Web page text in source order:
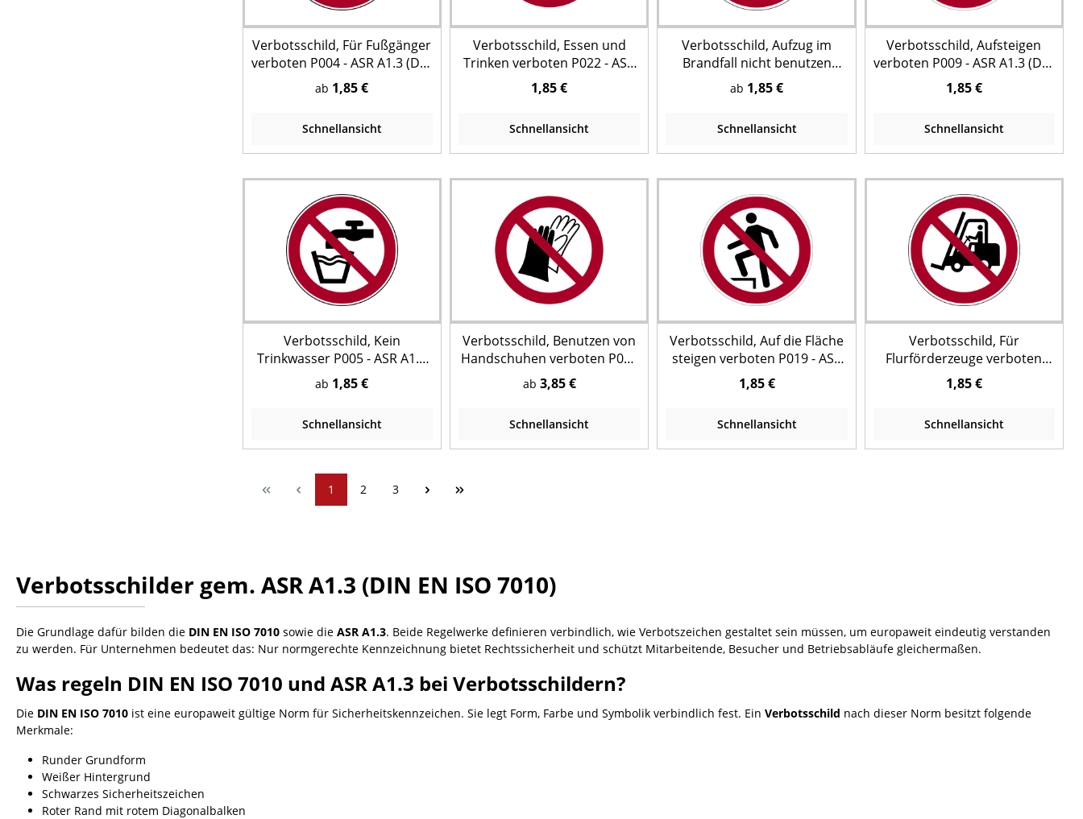
Verbotsschild, Für Fußgänger
verboten P004 - ASR A1.3 (DIN
EN ISO 7010)
ab 1,85 €
Schnellansicht
Verbotsschild, Essen und
Trinken verboten P022 - ASR
A1.3 (DIN EN ISO 7010)
1,85 €
Schnellansicht
Verbotsschild, Aufzug im
Brandfall nicht benutzen
P020 - ASR A1.3 (DIN EN ISO
7010)
ab 1,85 €
Schnellansicht
Verbotsschild, Aufsteigen
verboten P009 - ASR A1.3 (DIN
EN ISO 7010)
1,85 €
Schnellansicht
Verbotsschild, Kein
Trinkwasser P005 - ASR A1.3
(DIN EN ISO 7010)
ab 1,85 €
Schnellansicht
Verbotsschild, Benutzen von
Handschuhen verboten P028
- ASR A1.3 (DIN EN ISO 7010)
ab 3,85 €
Schnellansicht
Verbotsschild, Auf die Fläche
steigen verboten P019 - ASR
A1.3 (DIN EN ISO 7010)
1,85 €
Schnellansicht
Verbotsschild, Für
Flurförderzeuge verboten
P006 - ASR A1.3 (DIN EN ISO
7010)
1,85 €
Schnellansicht
1 2 3
Verbotsschilder gem. ASR A1.3 (DIN EN ISO 7010)
Die Grundlage dafür bilden die DIN EN ISO 7010 sowie die ASR A1.3. Beide Regelwerke definieren verbindlich, wie Verbotszeichen gestaltet sein müssen, um europaweit eindeutig verstanden
zu werden. Für Unternehmen bedeutet das: Nur normgerechte Kennzeichnung bietet Rechtssicherheit und schützt Mitarbeitende, Besucher und Betriebsabläufe gleichermaßen.
Was regeln DIN EN ISO 7010 und ASR A1.3 bei Verbotsschildern?
Die DIN EN ISO 7010 ist eine europaweit gültige Norm für Sicherheitskennzeichen. Sie legt Form, Farbe und Symbolik verbindlich fest. Ein Verbotsschild nach dieser Norm besitzt folgende
Merkmale:
Runder Grundform
Weißer Hintergrund
Schwarzes Sicherheitszeichen
Roter Rand mit rotem Diagonalbalken